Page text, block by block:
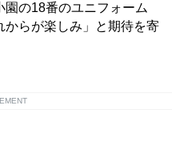
の18番のユニフォーム
らが楽しみ」と期待を寄